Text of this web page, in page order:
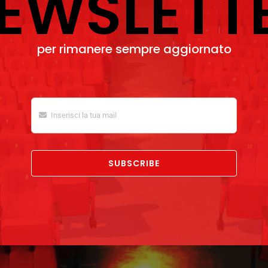
per rimanere sempre aggiornato
SUBSCRIBE